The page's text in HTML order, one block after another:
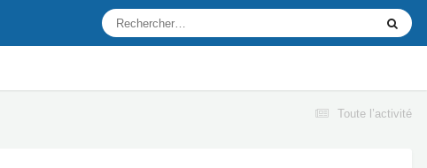
Toute l’activité